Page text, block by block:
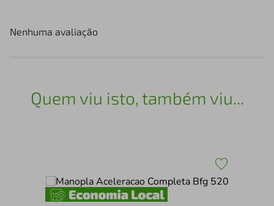
Nenhuma avaliação
Quem viu isto, também viu...